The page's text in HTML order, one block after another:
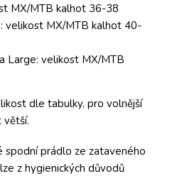
MX/MTB kalhot 36-38
velikost MX/MTB kalhot 40-
Large: velikost MX/MTB
dle tabulky, pro volnější
spodní prádlo ze zataveného
z hygienických důvodů